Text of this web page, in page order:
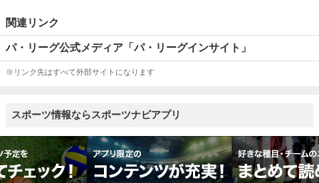
関連リンク
パ・リーグ公式メディア「パ・リーグインサイト」
※リンク先はすべて外部サイトになります
スポーツ情報ならスポーツナビアプリ